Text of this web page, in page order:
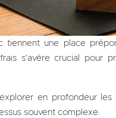
tiennent une place
s'avère crucial pour
en profondeur
souvent complexe.